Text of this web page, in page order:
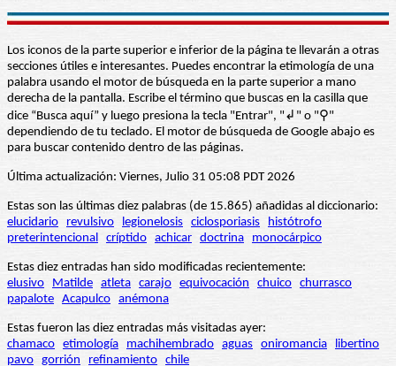
Los iconos de la parte superior e inferior de la página te llevarán a otras
secciones útiles e interesantes. Puedes encontrar la etimología de una
palabra usando el motor de búsqueda en la parte superior a mano
derecha de la pantalla. Escribe el término que buscas en la casilla que
dice “Busca aquí” y luego presiona la tecla "Entrar", "↲" o "⚲"
dependiendo de tu teclado. El motor de búsqueda de Google abajo es
para buscar contenido dentro de las páginas.
Última actualización: Viernes, Julio 31 05:08 PDT 2026
Estas son las últimas diez palabras (de 15.865) añadidas al diccionario:
elucidario
revulsivo legionelosis ciclosporiasis
histótrofo
preterintencional críptido achicar doctrina monocárpico
Estas diez entradas han sido modificadas recientemente:
elusivo
Matilde atleta carajo equivocación chuico churrasco
papalote Acapulco anémona
Estas fueron las diez entradas más visitadas ayer:
chamaco etimología machihembrado aguas oniromancia
libertino
pavo gorrión refinamiento chile